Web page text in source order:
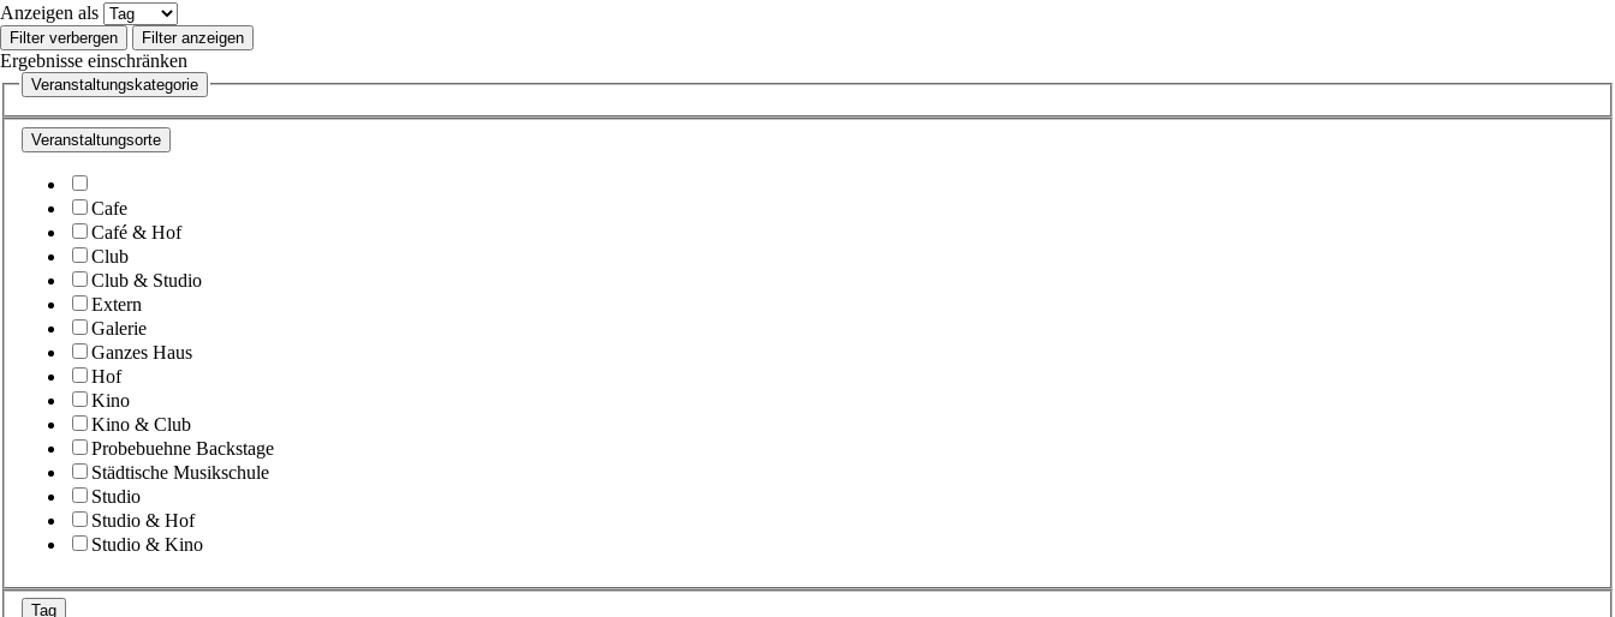
Anzeigen als
Filter verbergen Filter anzeigen
Ergebnisse einschränken
Veranstaltungskategorie
Veranstaltungsorte
Cafe
Café & Hof
Club
Club & Studio
Extern
Galerie
Ganzes Haus
Hof
Kino
Kino & Club
Probebuehne Backstage
Städtische Musikschule
Studio
Studio & Hof
Studio & Kino
Tag